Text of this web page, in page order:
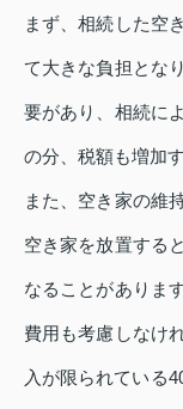
まず、相続した空
て大きな負担とな
要があり、相続に
の分、税額も増加
また、空き家の維
空き家を放置する
なることがありま
費用も考慮しなけ
入が限られている